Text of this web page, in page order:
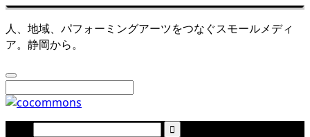
人、地域、パフォーミングアーツをつなぐスモールメディ
ア。静岡から。